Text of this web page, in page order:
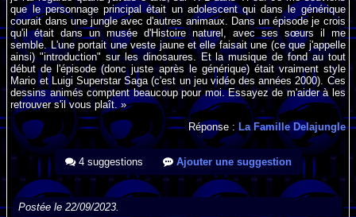
que le personnage principal était un adolescent qui dans le générique
courait dans une jungle avec d'autres animaux. Dans un épisode je crois
qu'il était dans un musée d'Histoire naturel, avec ses sœurs il me
semble. L'une portait une veste jaune et elle faisait une (ce que j'appelle
ainsi) "introduction" sur les dinosaures. Et la musique de fond au tout
début de l'épisode (donc juste après le générique) était vraiment style
Mario et Luigi Superstar Saga (c'est un jeu vidéo des années 2000). Ces
dessins animés comptent beaucoup pour moi. Essayez de m'aider à les
retrouver s'il vous plaît. »
Réponse :La Famille Delajungle
4 suggestions Ajouter une suggestion
Postée le 22/09/2023.